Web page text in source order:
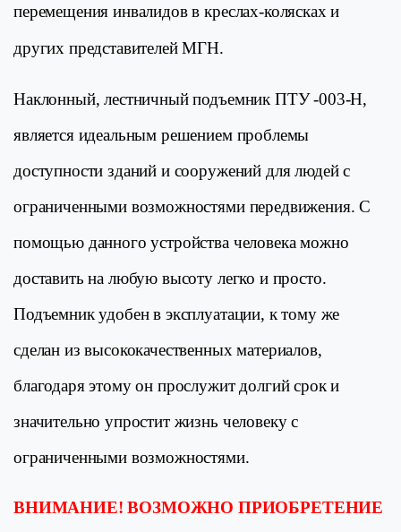
перемещения инвалидов в креслах-колясках и
других представителей МГН.
Наклонный, лестничный подъемник ПТУ -003-Н,
является идеальным решением проблемы
доступности зданий и сооружений для людей с
ограниченными возможностями передвижения. С
помощью данного устройства человека можно
доставить на любую высоту легко и просто.
Подъемник удобен в эксплуатации, к тому же
сделан из высококачественных материалов,
благодаря этому он прослужит долгий срок и
значительно упростит жизнь человеку с
ограниченными возможностями.
ВНИМАНИЕ! ВОЗМОЖНО ПРИОБРЕТЕНИЕ